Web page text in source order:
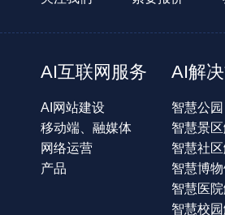
AI互联网服务
AI网站建设
移动端、融媒体
网络运营
产品
AI解
智慧公园
智慧景
智慧社
智慧博
智慧医
智慧校